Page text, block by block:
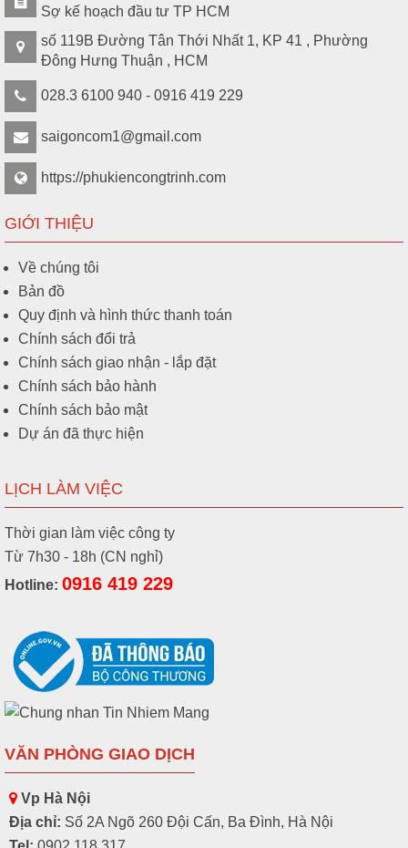
Sợ kế hoạch đầu tư TP HCM
số 119B Đường Tân Thới Nhất 1, KP 41 , Phường
Đông Hưng Thuận , HCM
028.3 6100 940 - 0916 419 229
saigoncom1@gmail.com
https://phukiencongtrinh.com
GIỚI THIỆU
Về chúng tôi
Bản đồ
Quy định và hình thức thanh toán
Chính sách đổi trả
Chính sách giao nhận - lắp đặt
Chính sách bảo hành
Chính sách bảo mật
Dự án đã thực hiện
LỊCH LÀM VIỆC
Thời gian làm việc công ty
Từ 7h30 - 18h (CN nghỉ)
Hotline: 0916 419 229
VĂN PHÒNG GIAO DỊCH
Vp Hà Nội
Địa chỉ: Số 2A Ngõ 260 Đội Cấn, Ba Đình, Hà Nội